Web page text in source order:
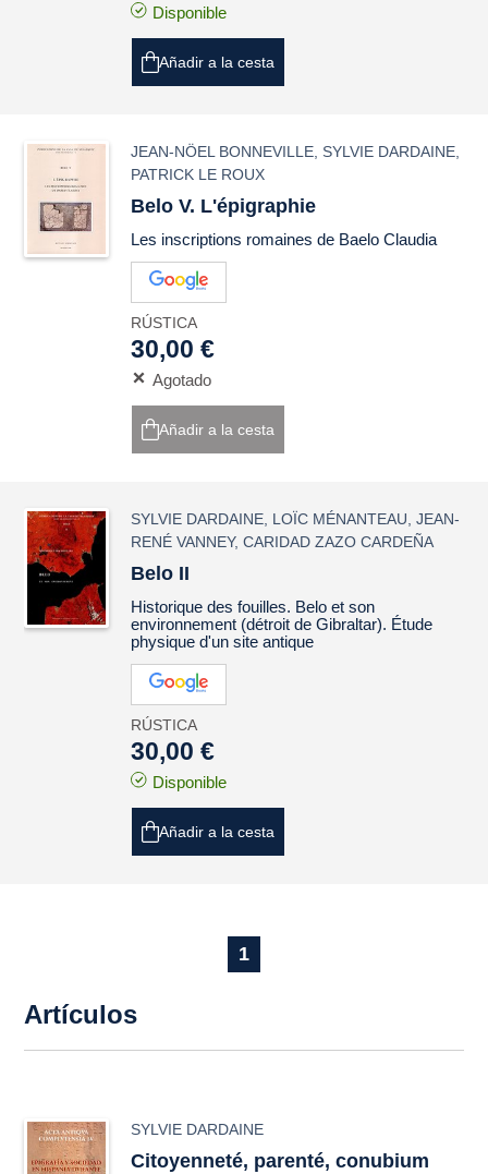
Disponible
Añadir a la cesta
JEAN-NÖEL BONNEVILLE SYLVIE DARDAINE
PATRICK LE ROUX
Belo V. L'épigraphie
Les inscriptions romaines de Baelo Claudia
RÚSTICA
30,00 €
Agotado
Añadir a la cesta
SYLVIE DARDAINE LOÏC MÉNANTEAU ,JEAN-
RENÉ VANNEY,CARIDAD ZAZO CARDEÑA
Belo II
Historique des fouilles. Belo et son
environnement (détroit de Gibraltar). Étude
physique d'un site antique
RÚSTICA
30,00 €
Disponible
Añadir a la cesta
1
Artículos
SYLVIE DARDAINE
Citoyenneté, parenté, conubium